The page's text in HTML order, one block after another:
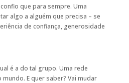
que para sempre. Uma
algo a alguém que precisa – se
de confiança, generosidade
é a do tal grupo. Uma rede
E quer saber? Vai mudar